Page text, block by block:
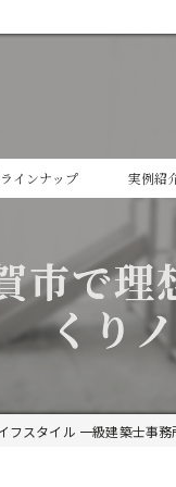
インナップ 実例紹
市で
くり
フスタイル 一級建築士事務